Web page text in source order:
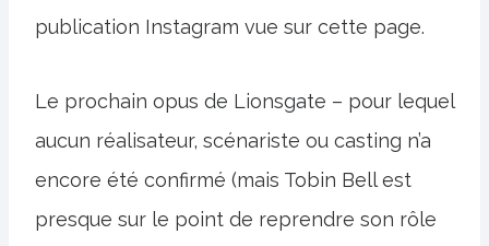
publication Instagram vue sur cette page.
Le prochain opus de Lionsgate – pour lequel
aucun réalisateur, scénariste ou casting n’a
encore été confirmé (mais Tobin Bell est
presque sur le point de reprendre son rôle